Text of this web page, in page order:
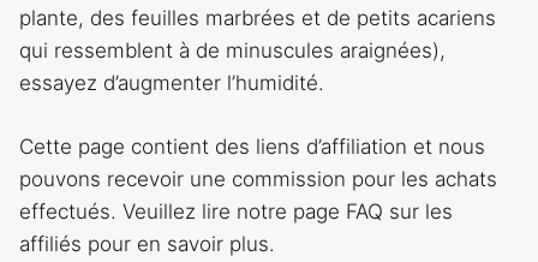
plante, des feuilles marbrées et de petits acariens
qui ressemblent à de minuscules araignées),
essayez d’augmenter l’humidité.
Cette page contient des liens d’affiliation et nous
pouvons recevoir une commission pour les achats
effectués. Veuillez lire notre page FAQ sur les
affiliés pour en savoir plus.